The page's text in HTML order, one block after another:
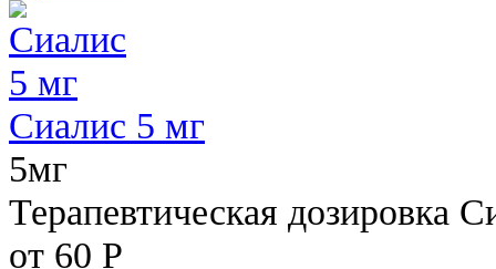
Сиалис 5 мг
5мг
Терапевтическая дозировка
от 60 Р